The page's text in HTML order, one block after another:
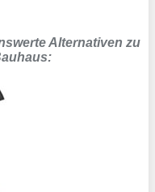
Alternativen zu